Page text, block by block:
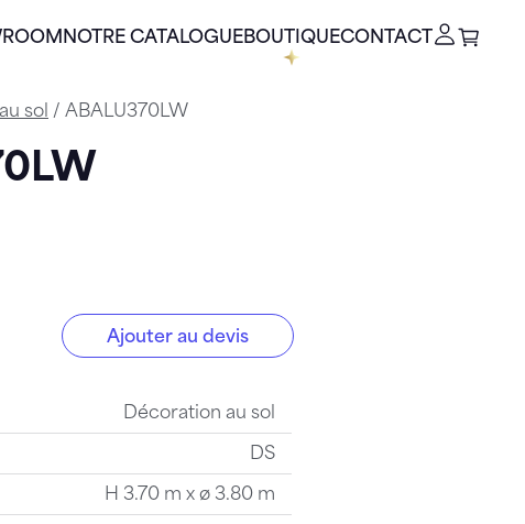
NOTRE CATALOGUEBOUTIQUECONTACT
sol / ABALU370LW
Ajouter au devis
Décoration au sol
DS
H 3.70 m x ø 3.80 m